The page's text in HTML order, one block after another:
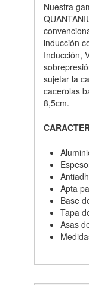
Nuestra
inducción
Inducción,
sujetar la
cacerolas
8,5cm.
Apta
Base
Tapa
Asas